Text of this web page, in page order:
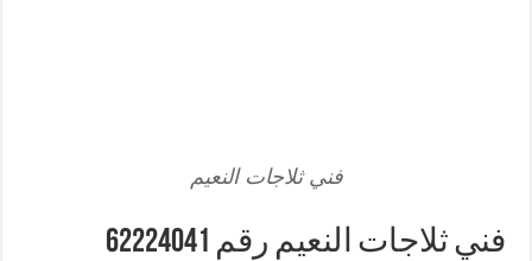
فني ثلاجات النعيم
فني ثلاجات النعيم رقم 62224041